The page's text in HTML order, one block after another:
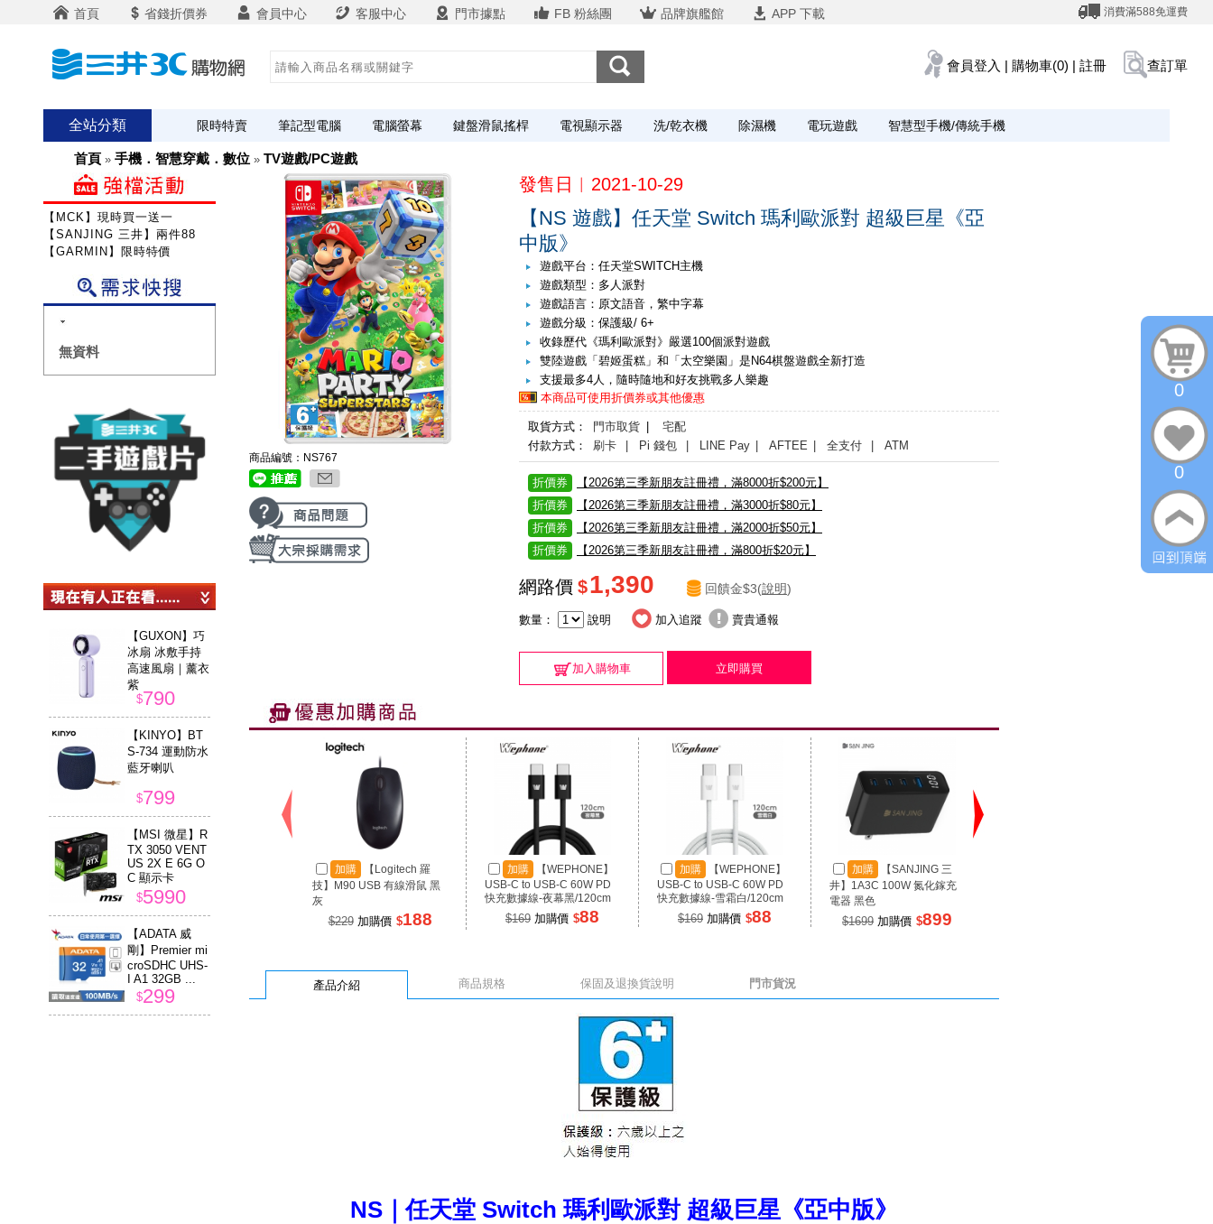
首頁 省錢折價券 會員中心 客服中心 門市據點 FB 粉絲團 品牌旗艦館 APP 下載 消費滿588免運費
會員登入 | 購物車(0) | 註冊 查訂單
全站分類 限時特賣 筆記型電腦 電腦螢幕 鍵盤滑鼠搖桿 電視顯示器 洗/乾衣機 除濕機 電玩遊戲 智慧型手機/傳統手機
首頁 » 手機．智慧穿戴．數位 » TV遊戲/PC遊戲
商品編號：NS767
發售日︱2021-10-29
【NS 遊戲】任天堂 Switch 瑪利歐派對 超級巨星《亞
中版》
遊戲平台：任天堂SWITCH主機
遊戲類型：多人派對
遊戲語言：原文語音，繁中字幕
遊戲分級：保護級/ 6+
收錄歷代《瑪利歐派對》嚴選100個派對遊戲
雙陸遊戲「碧姬蛋糕」和「太空樂園」是N64棋盤遊戲全新打造
支援最多4人，隨時隨地和好友挑戰多人樂趣
本商品可使用折價券或其他優惠
取貨方式： 門市取貨
宅配
付款方式：
刷卡 | Pi 錢包 | LINE Pay | AFTEE | 全支付 | ATM
折價券
【2026第三季新朋友註冊禮，滿8000折$200元】
折價券
【2026第三季新朋友註冊禮，滿3000折$80元】
折價券
【2026第三季新朋友註冊禮，滿2000折$50元】
折價券
【2026第三季新朋友註冊禮，滿800折$20元】
網路價 $1,390 回饋金$3(說明)
數量： 說明 加入追蹤 賣貴通報
加入購物車 立即購買
加購
【Logitech 羅
技】M90 USB 有線滑鼠 黑
灰
$229加購價 $188
加購
【WEPHONE】
USB-C to USB-C 60W PD
快充數據線-夜幕黑/120cm
$169 加購價 $88
加購
【WEPHONE】
USB-C to USB-C 60W PD
快充數據線-雪霜白/120cm
$169 加購價 $88
加購
【SANJING 三
井】1A3C 100W 氮化鎵充
電器 黑色
$1699 加購價 $899
產品介紹 商品規格 保固及退換貨說明 門市貨況
NS｜任天堂 Switch 瑪利歐派對 超級巨星《亞中版》
【MCK】現時買一送一
【SANJING 三井】兩件88折
【GARMIN】限時特價
無資料
【GUXON】巧
冰扇 冰敷手持
高速風扇｜薰衣
紫
$790
【KINYO】BT
S-734 運動防水
藍牙喇叭
$799
【MSI 微星】R
TX 3050 VENT
US 2X E 6G O
C 顯示卡
$5990
【ADATA 威
剛】Premier mi
croSDHC UHS-
I A1 32GB ...
$299
0
0